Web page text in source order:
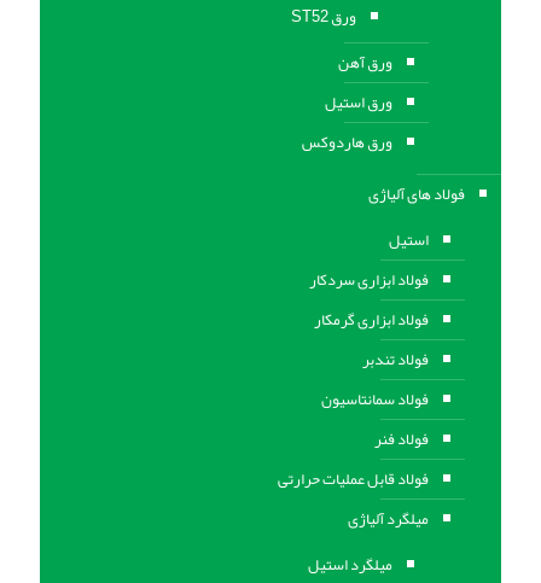
ورق ST52
ورق آهن
ورق استيل
ورق هاردوکس
فولاد های آلیاژی
استیل
فولاد ابزاری سردکار
فولاد ابزاری گرمکار
فولاد تندبر
فولاد سمانتاسیون
فولاد فنر
فولاد قابل عملیات حرارتی
ميلگرد آلیاژی
میلگرد استیل